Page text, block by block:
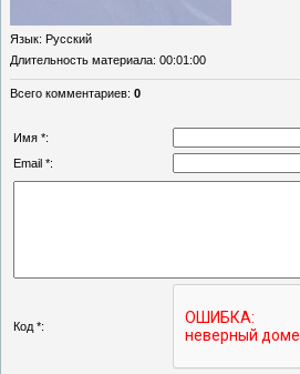
Язык: Русский
Длительность материала: 00:01:00
Всего комментариев: 0
Имя *:
Email *:
Код *: